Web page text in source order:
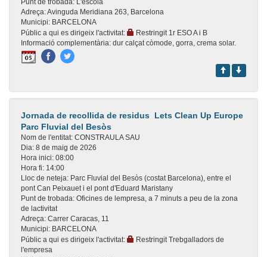
Punt de trobada: L'escola
Adreça:Avinguda Meridiana 263, Barcelona
Municipi: BARCELONA
Públic a qui es dirigeix l'activitat:
Restringit 1r ESO A i B
Informació complementària: dur calçat còmode, gorra, crema solar.
Jornada de recollida de residus  Lets Clean Up Europe 
Parc Fluvial del Besòs
Nom de l'entitat: CONSTRAULA SAU
Dia: 8 de maig de 2026
Hora inici: 08:00
Hora fi: 14:00
Lloc de neteja: Parc Fluvial del Besòs (costat Barcelona), entre el
pont Can Peixauet i el pont d'Eduard Maristany
Punt de trobada: Oficines de lempresa, a 7 minuts a peu de la zona
de lactivitat
Adreça: Carrer Caracas, 11
Municipi: BARCELONA
Públic a qui es dirigeix l'activitat:
Restringit Trebgalladors de
l'empresa